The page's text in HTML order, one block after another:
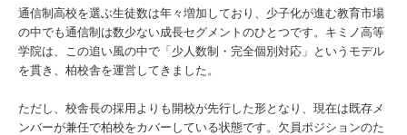
通信制高校を選ぶ生徒数は年々増加しており、少子化が進む教育市場
の中でも通信制は数少ない成長セグメントのひとつです。キミノ高等
学院は、この追い風の中で「少人数制・完全個別対応」というモデル
を貫き、柏校舎を運営してきました。
ただし、校舎長の採用よりも開校が先行した形となり、現在は既存メ
ンバーが兼任で柏校をカバーしている状態です。欠員ポジションのた